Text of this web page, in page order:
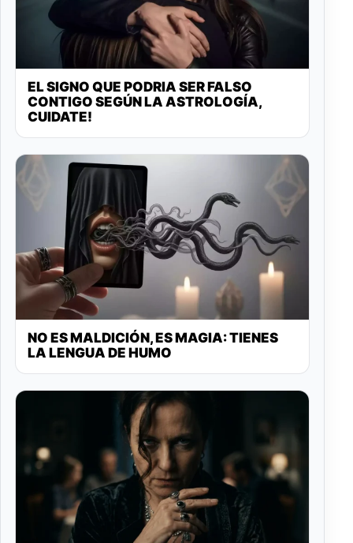
EL SIGNO QUE PODRIA SER FALSO
CONTIGO SEGÚN LA ASTROLOGÍA,
CUIDATE!
NO ES MALDICIÓN, ES MAGIA: TIENES
LA LENGUA DE HUMO